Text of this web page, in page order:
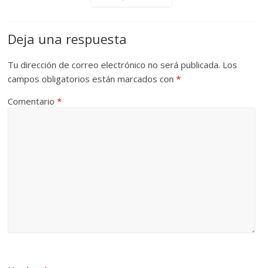
Deja una respuesta
Tu dirección de correo electrónico no será publicada. Los
campos obligatorios están marcados con*
Comentario*